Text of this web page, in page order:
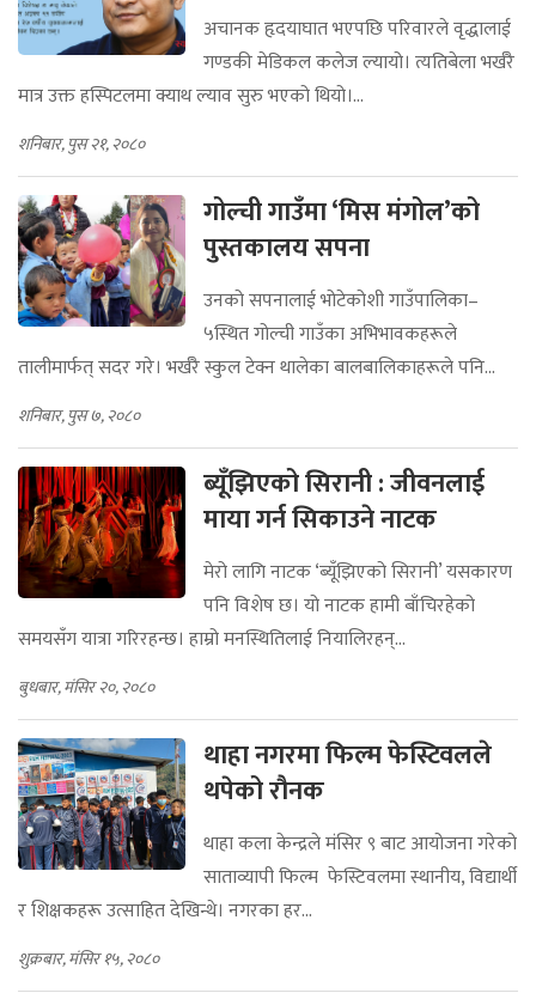
अचानक हृदयाघात भएपछि परिवारले वृद्धालाई
गण्डकी मेडिकल कलेज ल्यायो। त्यतिबेला भर्खरै
मात्र उक्त हस्पिटलमा क्याथ ल्याव सुरु भएको थियो।...
शनिबार, पुस २१, २०८०
गोल्ची गाउँमा ‘मिस मंगोल’को
पुस्तकालय सपना
उनको सपनालाई भोटेकोशी गाउँपालिका–
५स्थित गोल्ची गाउँका अभिभावकहरूले
तालीमार्फत् सदर गरे। भर्खरै स्कुल टेक्न थालेका बालबालिकाहरूले पनि...
शनिबार, पुस ७, २०८०
ब्यूँझिएको सिरानी : जीवनलाई
माया गर्न सिकाउने नाटक
मेरो लागि नाटक ‘ब्यूँझिएको सिरानी’ यसकारण
पनि विशेष छ। यो नाटक हामी बाँचिरहेको
समयसँग यात्रा गरिरहन्छ। हाम्रो मनस्थितिलाई नियालिरहन्...
बुधबार, मंसिर २०, २०८०
थाहा नगरमा फिल्म फेस्टिवलले
थपेको रौनक
थाहा कला केन्द्रले मंसिर ९ बाट आयोजना गरेको
साताव्यापी फिल्म फेस्टिवलमा स्थानीय, विद्यार्थी
र शिक्षकहरू उत्साहित देखिन्थे। नगरका हर...
शुक्रबार, मंसिर १५, २०८०